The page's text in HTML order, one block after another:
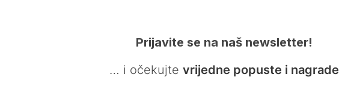
Prijavite se na naš newsletter!
… i očekujte vrijedne popuste i nagrade